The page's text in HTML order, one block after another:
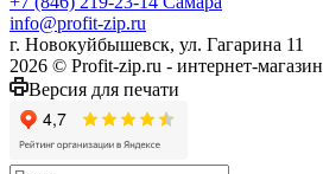
info@profit-zip.ru
г. Новокуйбышевск, ул. Гагарина 11
2026 © Profit-zip.ru - интернет-магазин
Версия для печати